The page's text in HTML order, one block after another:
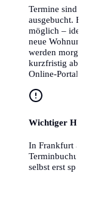
Termine sind
ausgebucht.
möglich –
neue
werden
kurzfristig
Online-Portal
Wichtiger
In Frankfurt am
selbst erst